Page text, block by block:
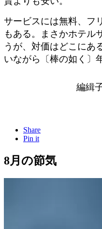
サービスには無料、フ
もある。まさかホテル
うが、対価はどこにあ
いながら〔棒の如く〕
編緝
Share
Pin it
8月の節気